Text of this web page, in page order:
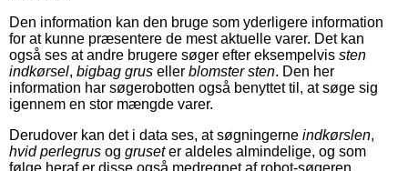
Den information kan den bruge som yderligere information
for at kunne præsentere de mest aktuelle varer. Det kan
også ses at andre brugere søger efter eksempelvis sten
indkørsel, bigbag grus eller blomster sten. Den her
information har søgerobotten også benyttet til, at søge sig
igennem en stor mængde varer.
Derudover kan det i data ses, at søgningerne indkørslen,
hvid perlegrus og gruseter aldeles almindelige, og som
følge heraf er disse også medregnet af robot-søgeren